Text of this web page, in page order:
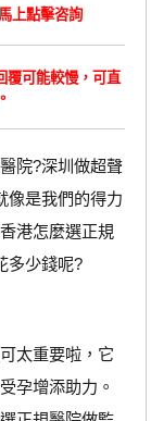
馬上點擊咨詢
覆可能較慢，可直
院?深圳做超聲
像是我們的得力
港怎麼選正規
多少錢呢?
太重要啦，它
孕增添助力。